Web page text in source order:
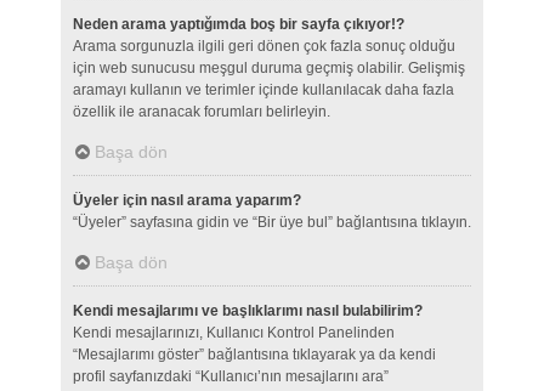
Neden arama yaptığımda boş bir sayfa çıkıyor!?
Arama sorgunuzla ilgili geri dönen çok fazla sonuç olduğu
için web sunucusu meşgul duruma geçmiş olabilir. Gelişmiş
aramayı kullanın ve terimler içinde kullanılacak daha fazla
özellik ile aranacak forumları belirleyin.
Başa dön
Üyeler için nasıl arama yaparım?
“Üyeler” sayfasına gidin ve “Bir üye bul” bağlantısına tıklayın.
Başa dön
Kendi mesajlarımı ve başlıklarımı nasıl bulabilirim?
Kendi mesajlarınızı, Kullanıcı Kontrol Panelinden
“Mesajlarımı göster” bağlantısına tıklayarak ya da kendi
profil sayfanızdaki “Kullanıcı’nın mesajlarını ara”